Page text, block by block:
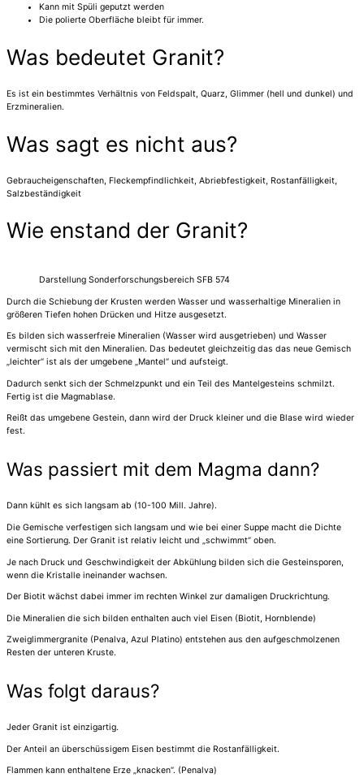
Kann mit Spüli geputzt werden
Die polierte Oberfläche bleibt für immer.
Was bedeutet Granit?
Es ist ein bestimmtes Verhältnis von Feldspalt, Quarz, Glimmer (hell und dunkel) und
Erzmineralien.
Was sagt es nicht aus?
Gebraucheigenschaften, Fleckempfindlichkeit, Abriebfestigkeit, Rostanfälligkeit,
Salzbeständigkeit
Wie enstand der Granit?
Darstellung Sonderforschungsbereich SFB 574
Durch die Schiebung der Krusten werden Wasser und wasserhaltige Mineralien in
größeren Tiefen hohen Drücken und Hitze ausgesetzt.
Es bilden sich wasserfreie Mineralien (Wasser wird ausgetrieben) und Wasser
vermischt sich mit den Mineralien. Das bedeutet gleichzeitig das das neue Gemisch
„leichter“ ist als der umgebene „Mantel“ und aufsteigt.
Dadurch senkt sich der Schmelzpunkt und ein Teil des Mantelgesteins schmilzt.
Fertig ist die Magmablase.
Reißt das umgebene Gestein, dann wird der Druck kleiner und die Blase wird wieder
fest.
Was passiert mit dem Magma dann?
Dann kühlt es sich langsam ab (10-100 Mill. Jahre).
Die Gemische verfestigen sich langsam und wie bei einer Suppe macht die Dichte
eine Sortierung. Der Granit ist relativ leicht und „schwimmt“ oben.
Je nach Druck und Geschwindigkeit der Abkühlung bilden sich die Gesteinsporen,
wenn die Kristalle ineinander wachsen.
Der Biotit wächst dabei immer im rechten Winkel zur damaligen Druckrichtung.
Die Mineralien die sich bilden enthalten auch viel Eisen (Biotit, Hornblende)
Zweiglimmergranite (Penalva, Azul Platino) entstehen aus den aufgeschmolzenen
Resten der unteren Kruste.
Was folgt daraus?
Jeder Granit ist einzigartig.
Der Anteil an überschüssigem Eisen bestimmt die Rostanfälligkeit.
Flammen kann enthaltene Erze „knacken“. (Penalva)